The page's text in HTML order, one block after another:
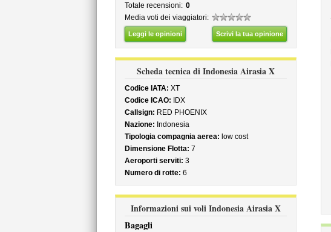
Totale recensioni: 0
Media voti dei viaggiatori:
Leggi le opinioni Scrivi la tua opinione
Scheda tecnica di Indonesia Airasia X
Codice IATA: XT
Codice ICAO: IDX
Callsign: RED PHOENIX
Nazione: Indonesia
Tipologia compagnia aerea: low cost
Dimensione Flotta: 7
Aeroporti serviti: 3
Numero di rotte: 6
Informazioni sui voli Indonesia Airasia X
Bagagli